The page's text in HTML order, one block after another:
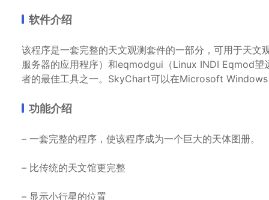
软件介绍
该程序是一套完整的天文观测套件的一部分，可用于天
服务器的应用程序）和eqmodgui（Linux INDI Eqmod
者的最佳工具之一。SkyChart可以在Microsoft
功能介绍
– 一套完整的程序，使该程序成为一个巨大的天体图册。
– 比传统的天文馆更完整
– 显示小行星的位置